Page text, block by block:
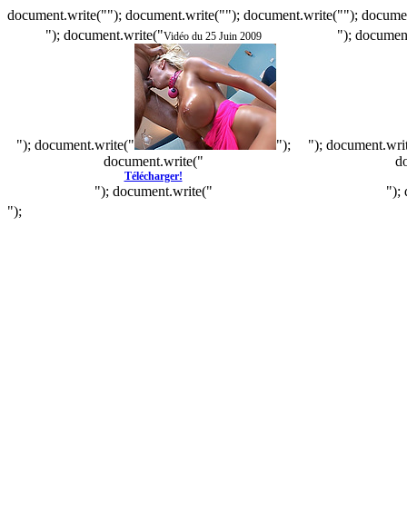
document.write(""); document.write(""); document.write("");
"); document.write("Vidéo du 25 Juin 2009
"); document.write("
");
document.write("
Télécharger!
"); document.write("
");
");
");
");